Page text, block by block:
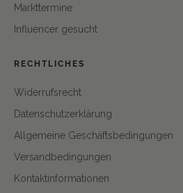
Markttermine
Influencer gesucht
RECHTLICHES
Widerrufsrecht
Datenschutzerklärung
Allgemeine Geschäftsbedingungen
Versandbedingungen
Kontaktinformationen